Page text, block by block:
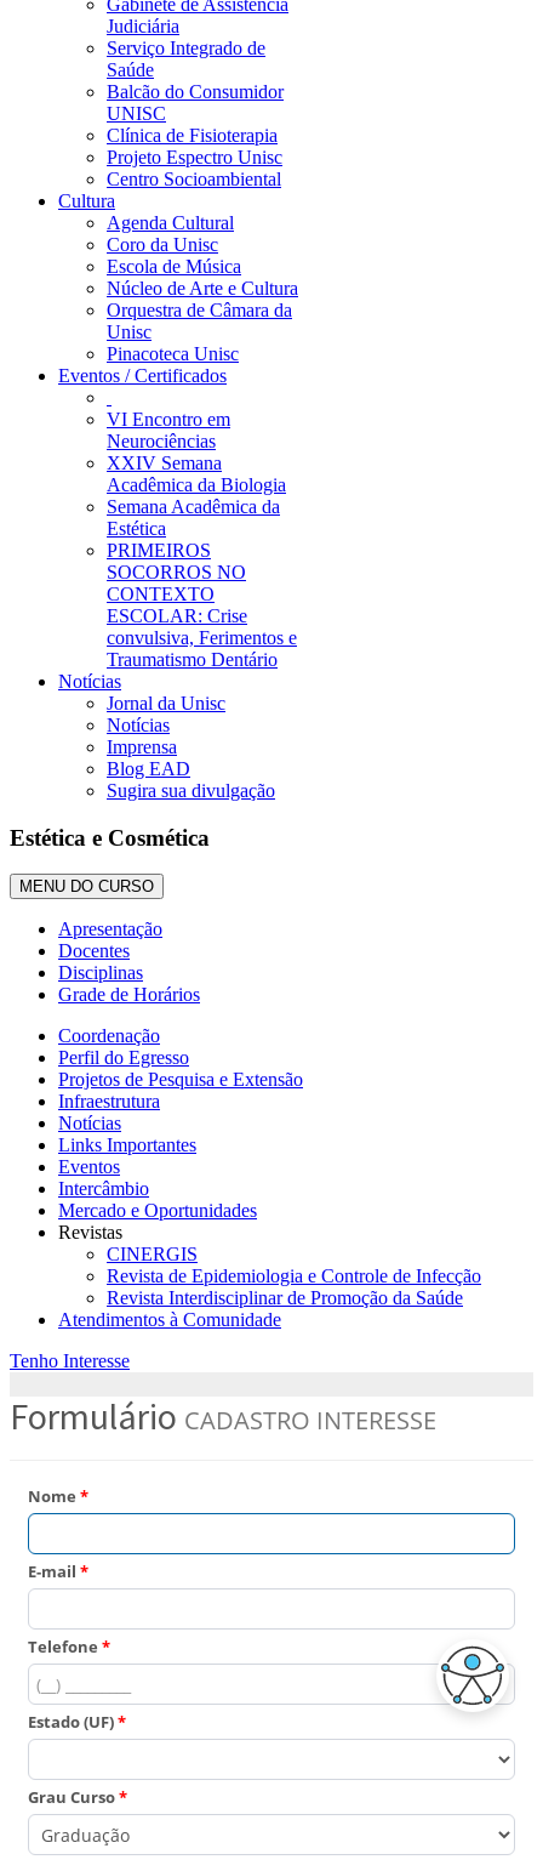
Gabinete de Assistência
Judiciária
Serviço Integrado de
Saúde
Balcão do Consumidor
UNISC
Clínica de Fisioterapia
Projeto Espectro Unisc
Centro Socioambiental
Cultura
Agenda Cultural
Coro da Unisc
Escola de Música
Núcleo de Arte e Cultura
Orquestra de Câmara da
Unisc
Pinacoteca Unisc
Eventos / Certificados
VI Encontro em
Neurociências
XXIV Semana
Acadêmica da Biologia
Semana Acadêmica da
Estética
PRIMEIROS
SOCORROS NO
CONTEXTO
ESCOLAR: Crise
convulsiva, Ferimentos e
Traumatismo Dentário
Notícias
Jornal da Unisc
Notícias
Imprensa
Blog EAD
Sugira sua divulgação
Estética e Cosmética
MENU DO CURSO
Apresentação
Docentes
Disciplinas
Grade de Horários
Coordenação
Perfil do Egresso
Projetos de Pesquisa e Extensão
Infraestrutura
Notícias
Links Importantes
Eventos
Intercâmbio
Mercado e Oportunidades
Revistas
CINERGIS
Revista de Epidemiologia e Controle de Infecção
Revista Interdisciplinar de Promoção da Saúde
Atendimentos à Comunidade
Tenho Interesse